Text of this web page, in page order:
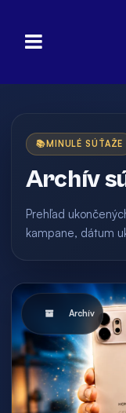
📚 MINULÉ SÚŤAŽE
Archív
Prehľad
kampane, dátum
Archív